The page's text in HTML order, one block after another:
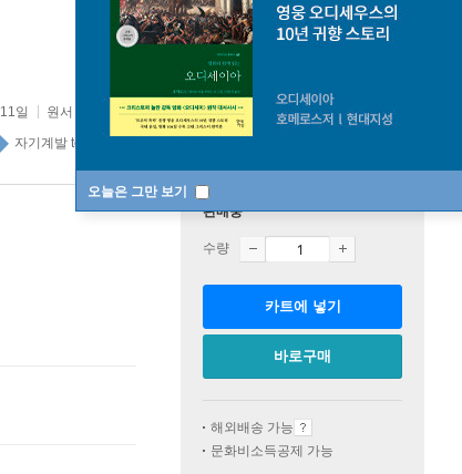
오늘은 그만 보기
일 원서 : Nine Lies About Work
자기계발 top20 1주
판매중
수량
카트에 넣기
바로구매
해외배송 가능
문화비소득공제 가능